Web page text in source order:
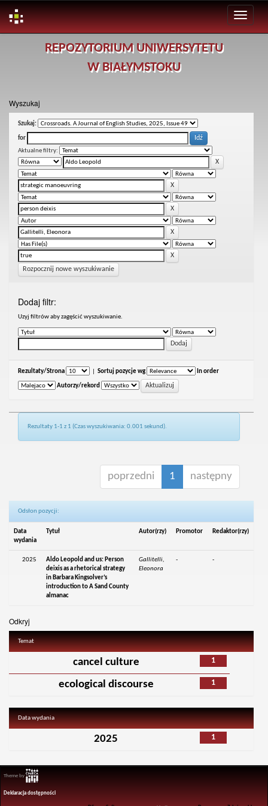
REPOZYTORIUM UNIWERSYTETU
W BIAŁYMSTOKU
Wyszukaj
Szukaj:
for
Aktualne filtry:
Rozpocznij nowe wyszukiwanie
Dodaj filtr:
Uzyj filtrów aby zagęścić wyszukiwanie.
Rezultaty/Strona Sortuj pozycje wg In order
Autorzy/rekord
Rezultaty 1-1 z 1 (Czas wyszukiwania: 0.001 sekund).
poprzedni 1 następny
Odsłon pozycji:
Data
wydania
Tytuł Autor(rzy) Promotor Redaktor(rzy)
2025
Aldo Leopold and us: Person
deixis as a rhetorical strategy
in Barbara Kingsolver’s
introduction to A Sand County
almanac
Gallitelli,
Eleonora
- -
Odkryj
Temat
1
cancel culture
1
ecological discourse
Data wydania
1
2025
Theme by
Deklaracja dostępności